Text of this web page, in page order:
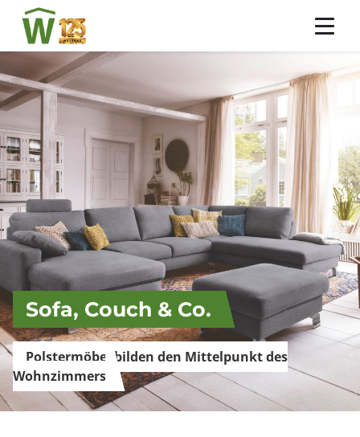
Sofa, Couch & Co.
Polstermöbel bilden den Mittelpunkt des
Wohnzimmers